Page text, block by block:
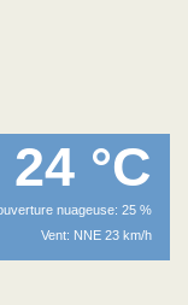
24 °C
nuageuse: 25 %
Vent: NNE 23 km/h